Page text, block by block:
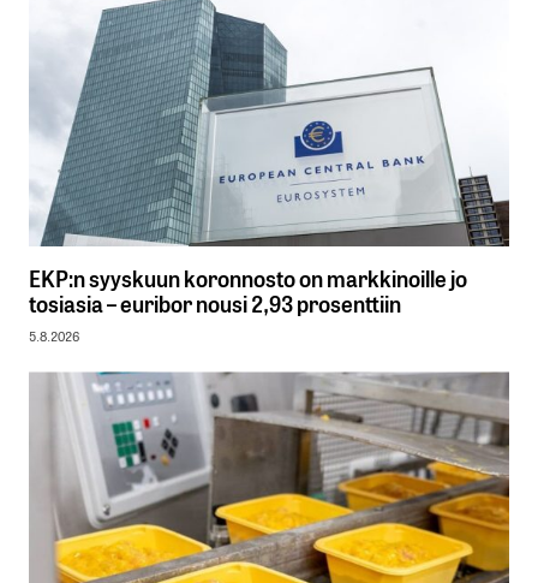
EKP:n syyskuun koronnosto on markkinoille jo
tosiasia – euribor nousi 2,93 prosenttiin
5.8.2026